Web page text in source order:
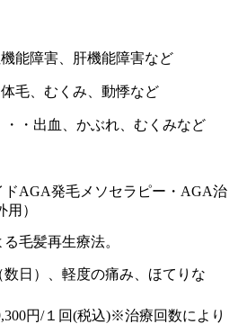
能障害、肝機能障害など
毛、むくみ、動悸など
・出血、かぶれ、むくみなど
ドAGA発毛メソセラピー・AGA治
）
毛髪再生療法。
日）、軽度の痛み、ほてりな
円/１回(税込)※治療回数により